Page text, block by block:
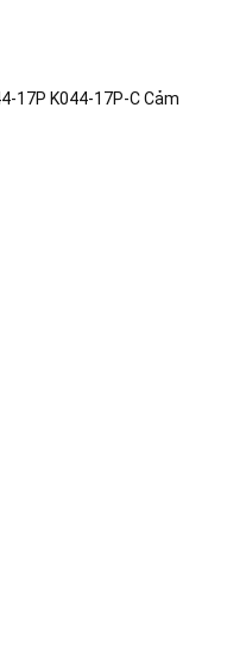
17P K044-17P-C Cảm